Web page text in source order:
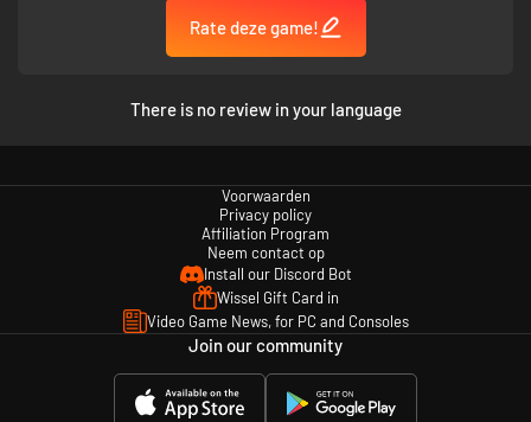
Rate deze game!
There is no review in your language
Voorwaarden
Privacy policy
Affiliation Program
Neem contact op
Install our Discord Bot
Wissel Gift Card in
Video Game News, for PC and Consoles
Join our community